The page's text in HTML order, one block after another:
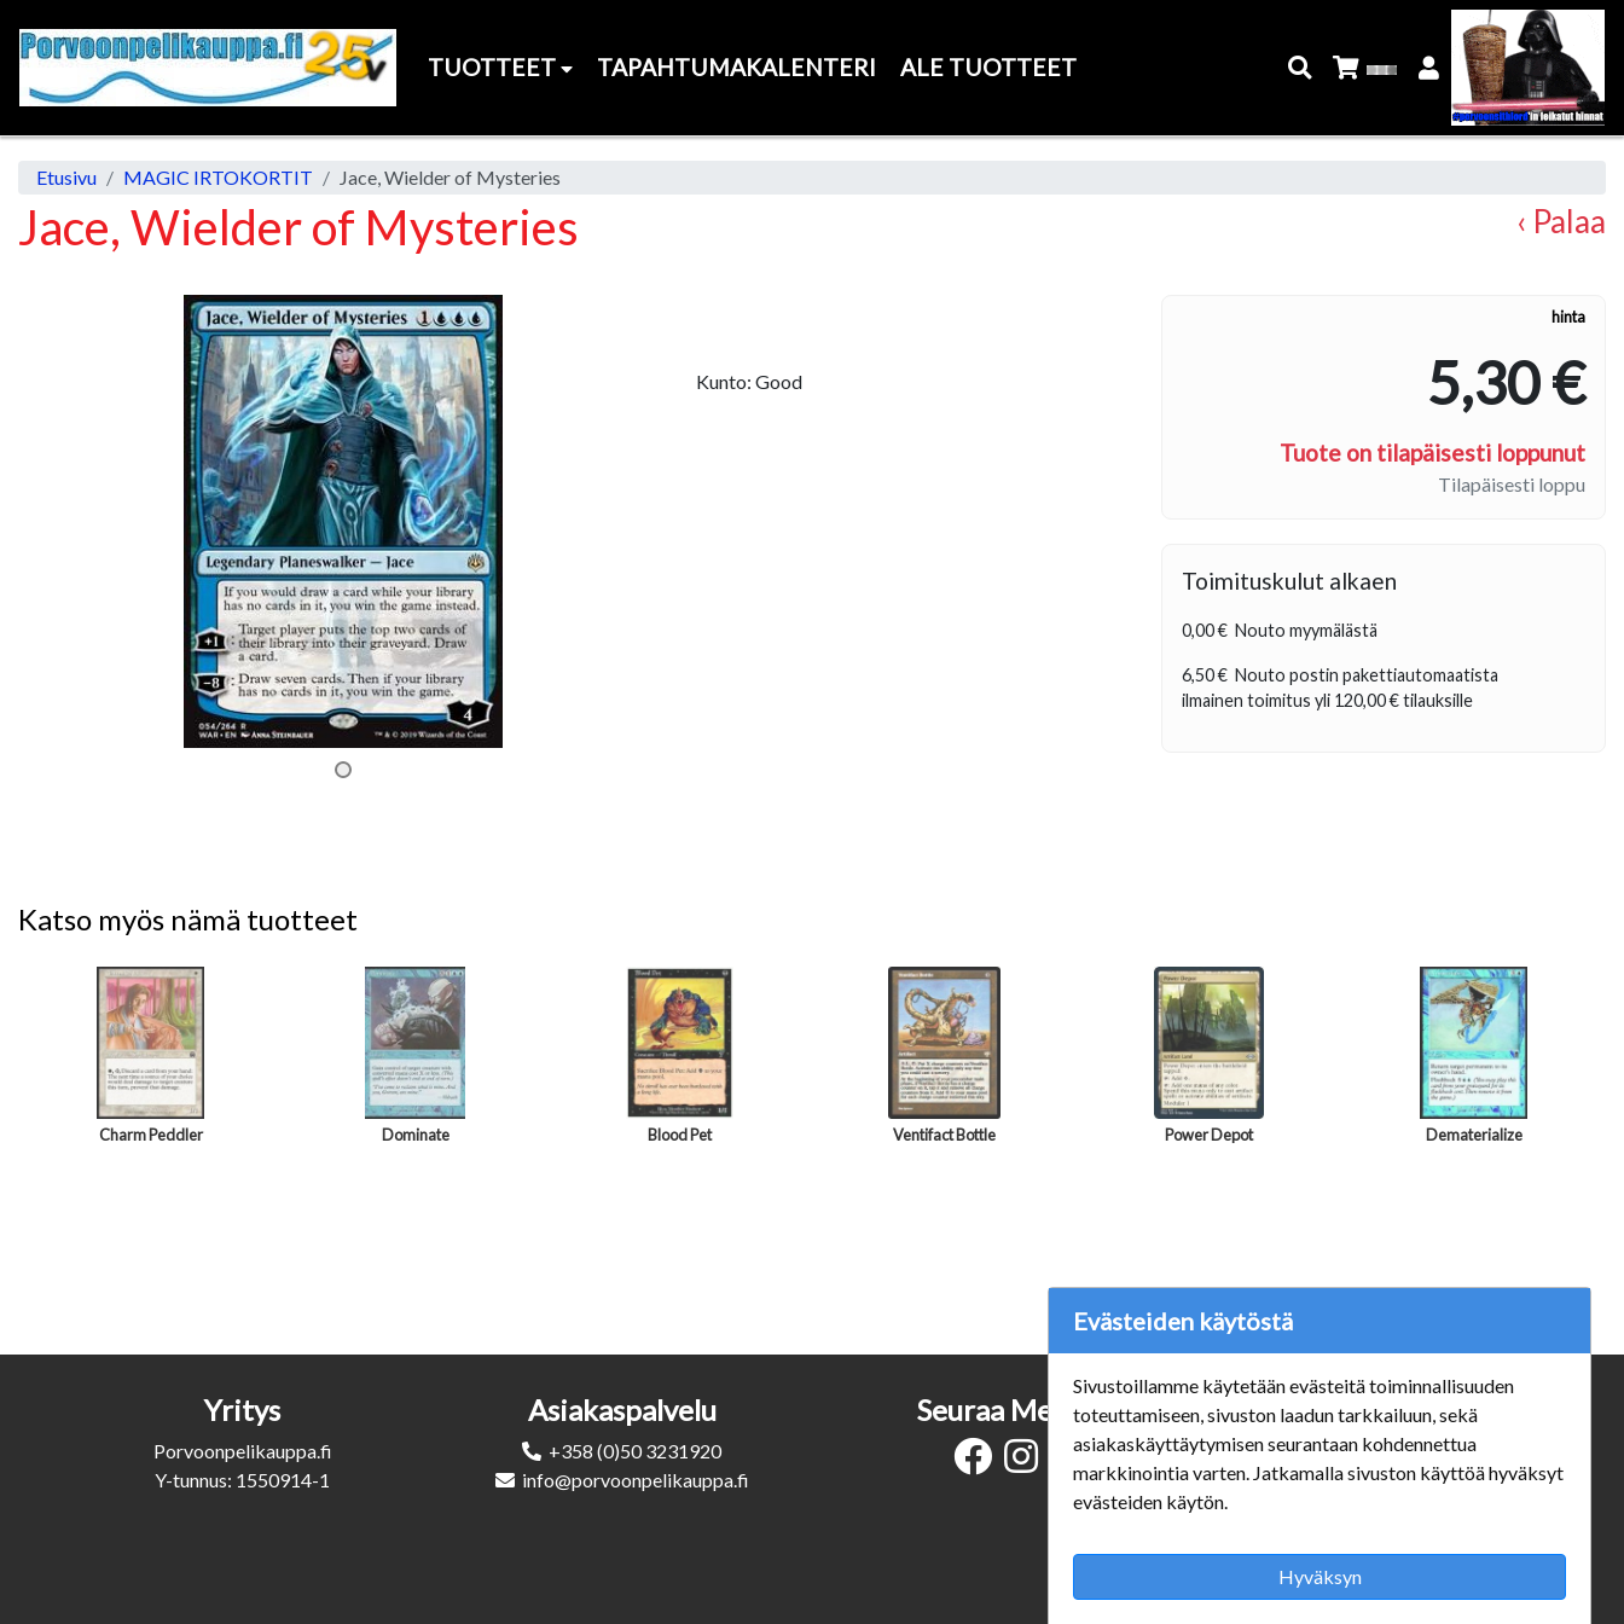
TUOTTEET TAPAHTUMAKALENTERI ALE TUOTTEET
Etusivu MAGIC IRTOKORTIT Jace, Wielder of Mysteries
Jace, Wielder of Mysteries ‹ Palaa
Kunto: Good
hinta
5,30 €
Tuote on tilapäisesti loppunut
Tilapäisesti loppu
Toimituskulut alkaen
0,00 € Nouto myymälästä
6,50 € Nouto postin pakettiautomaatista
ilmainen toimitus yli 120,00 €tilauksille
Katso myös nämä tuotteet
Charm Peddler Dominate Blood Pet Ventifact Bottle Power Depot Dematerialize
Yritys
Porvoonpelikauppa.fi
Y-tunnus: 1550914-1
Asiakaspalvelu
+358 (0)50 3231920
info@porvoonpelikauppa.fi
Verkkokauppa
#Yhteiskuntavastuu
#porvoonsithlord
Mannerheiminkatu 10 Aukioloajat:
Seuraa Meitä
Evästeiden käytöstä
Sivustoillamme käytetään evästeitä toiminnallisuuden
toteuttamiseen, sivuston laadun tarkkailuun, sekä
asiakaskäyttäytymisen seurantaan kohdennettua
markkinointia varten. Jatkamalla sivuston käyttöä hyväksyt
evästeiden käytön.
Hyväksyn